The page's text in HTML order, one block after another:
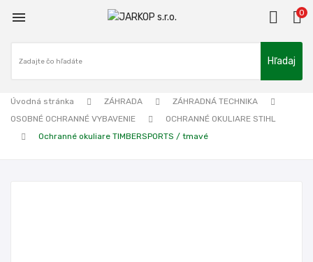
 0
Hľadaj
Úvodná stránka ZÁHRADA
ZÁHRADNÁ TECHNIKA
OSOBNÉ OCHRANNÉ VYBAVENIE
OCHRANNÉ OKULIARE STIHL
Ochranné okuliare TIMBERSPORTS / tmavé